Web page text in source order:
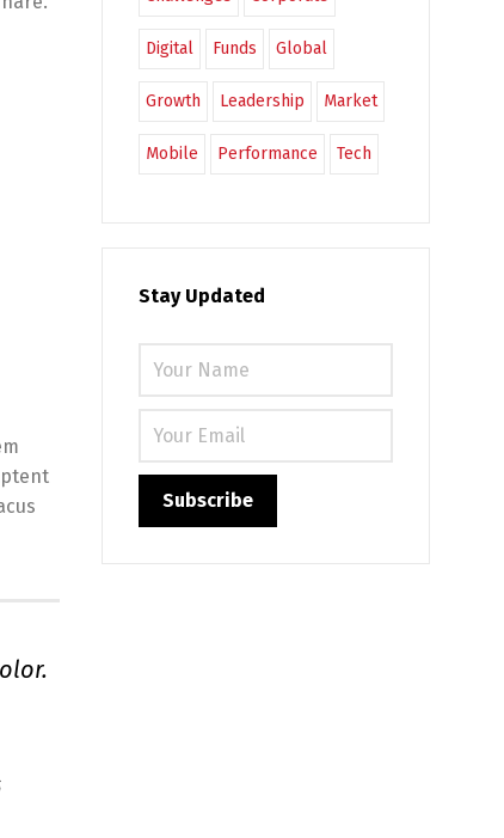
Digital Funds Global
Growth Leadership Market
Mobile Performance Tech
Stay Updated